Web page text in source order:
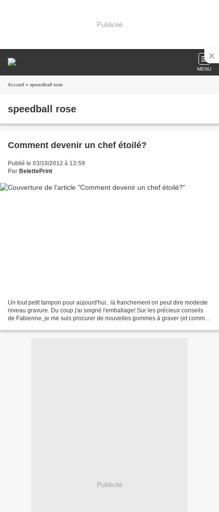
Publicité
MENU
Accueil » speedball rose
speedball rose
Comment devenir un chef étoilé?
Publié le 03/10/2012 à 13:59
Par BelettePrint
Un tout petit tampon pour aujourd'hui.. là franchement on peut dire modeste
niveau gravure. Du coup j'ai soigné l'emballage! Sur les précieux conseils
de Fabienne, je me suis procurer de nouvelles gommes à graver (et comme
Publicité